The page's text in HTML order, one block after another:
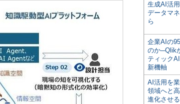
生成AI活
データマ
ら
企業AIの
のか─Qlik
ティック
新機軸
AI活用を
領域へと
進化させ